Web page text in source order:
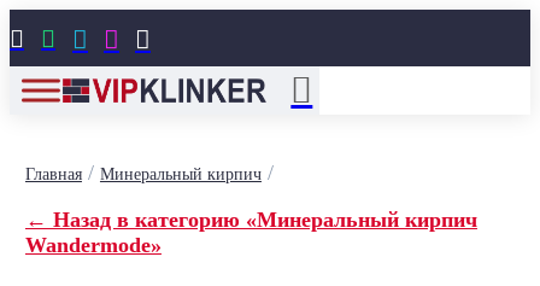
    
Главная/ Минеральный кирпич/
← Назад в категорию «Минеральный кирпич
Wandermode»